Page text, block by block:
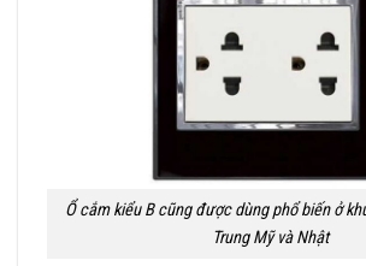
Ổ cắm kiểu B cũng được dùng phổ biến ở
Trung Mỹ và Nhật